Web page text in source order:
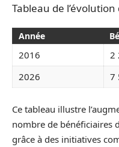
Tableau de
Année
2016
2
2026
7
Ce tableau illustre
nombre de bénéficiaires
grâce à des initiatives